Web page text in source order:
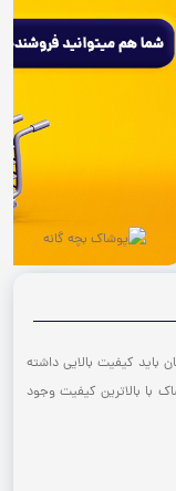
کیفیت بالایی داشته
با بالاترین کیفیت وجود